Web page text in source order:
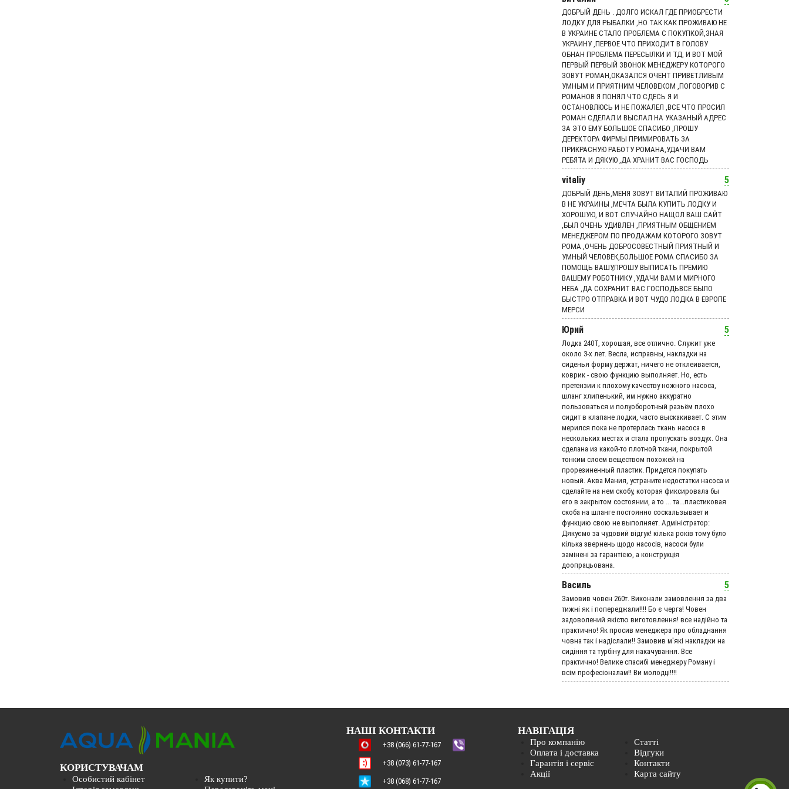
ДОБРЫЙ ДЕНЬ . ДОЛГО ИСКАЛ ГДЕ ПРИОБРЕСТИ
ЛОДКУ ДЛЯ РЫБАЛКИ ,НО ТАК КАК ПРОЖИВАЮ НЕ
В УКРАИНЕ СТАЛО ПРОБЛЕМА С ПОКУПКОЙ,ЗНАЯ
УКРАИНУ ,ПЕРВОЕ ЧТО ПРИХОДИТ В ГОЛОВУ
ОБНАН ПРОБЛЕМА ПЕРЕСЫЛКИ И ТД, И ВОТ МОЙ
ПЕРВЫЙ ПЕРВЫЙ ЗВОНОК МЕНЕДЖЕРУ КОТОРОГО
ЗОВУТ РОМАН,ОКАЗАЛСЯ ОЧЕНТ ПРИВЕТЛИВЫМ
УМНЫМ И ПРИЯТНИМ ЧЕЛОВЕКОМ ,ПОГОВОРИВ С
РОМАНОВ Я ПОНЯЛ ЧТО СДЕСЬ Я И
ОСТАНОВЛЮСЬ И НЕ ПОЖАЛЕЛ ,ВСЕ ЧТО ПРОСИЛ
РОМАН СДЕЛАЛ И ВЫСЛАЛ НА УКАЗАНЫЙ АДРЕС
ЗА ЭТО ЕМУ БОЛЬШОЕ СПАСИБО ,ПРОШУ
ДЕРЕКТОРА ФИРМЫ ПРИМИРОВАТЬ ЗА
ПРИКРАСНУЮ РАБОТУ РОМАНА,УДАЧИ ВАМ
РЕБЯТА И ДЯКУЮ ,ДА ХРАНИТ ВАС ГОСПОДЬ
vitaliy 5
ДОБРЫЙ ДЕНЬ,МЕНЯ ЗОВУТ ВИТАЛИЙ ПРОЖИВАЮ
В НЕ УКРАИНЫ ,МЕЧТА БЫЛА КУПИТЬ ЛОДКУ И
ХОРОШУЮ, И ВОТ СЛУЧАЙНО НАЩОЛ ВАШ САЙТ
,БЫЛ ОЧЕНЬ УДИВЛЕН ,ПРИЯТНЫМ ОБЩЕНИЕМ
МЕНЕДЖЕРОМ ПО ПРОДАЖАМ КОТОРОГО ЗОВУТ
РОМА ,ОЧЕНЬ ДОБРОСОВЕСТНЫЙ ПРИЯТНЫЙ И
УМНЫЙ ЧЕЛОВЕК,БОЛЬШОЕ РОМА СПАСИБО ЗА
ПОМОЩЬ ВАШУ,ПРОШУ ВЫПИСАТЬ ПРЕМИЮ
ВАШЕМУ РОБОТНИКУ ,УДАЧИ ВАМ И МИРНОГО
НЕБА ,ДА СОХРАНИТ ВАС ГОСПОДЬВСЕ БЫЛО
БЫСТРО ОТПРАВКА И ВОТ ЧУДО ЛОДКА В ЕВРОПЕ
МЕРСИ
Юрий 5
Лодка 240Т, хорошая, все отлично. Служит уже
около 3-х лет. Весла, исправны, накладки на
сиденья форму держат, ничего не отклеивается,
коврик - свою функцию выполняет. Но, есть
претензии к плохому качеству ножного насоса,
шланг хлипенький, им нужно аккуратно
пользоваться и полуоборотный разьём плохо
сидит в клапане лодки, часто выскакивает. С этим
мерился пока не протерлась ткань насоса в
нескольких местах и стала пропускать воздух. Она
сделана из какой-то плотной ткани, покрытой
тонким слоем веществом похожей на
прорезиненный пластик. Придется покупать
новый. Аква Мания, устраните недостатки насоса и
сделайте на нем скобу, которая фиксировала бы
его в закрытом состоянии, а то ... та...пластиковая
скоба на шланге постоянно соскальзывает и
функцию свою не выполняет. Адмiнiстратор:
Дякуємо за чудовий вiдгук! кілька років тому було
кілька звернень щодо насосів, насоси були
замінені за гарантією, а конструкція
доопрацьована.
Василь 5
Замовив човен 260т. Виконали замовлення за два
тижні як і попереджали!!!! Бо є черга! Човен
задоволений якістю виготовлення! все надійно та
практично! Як просив менеджера про обладнання
човна так і надіслали!! Замовив м'які накладки на
сидіння та турбіну для накачування. Все
практично! Велике спасибі менеджеру Роману і
всім професіоналам!! Ви молодці!!!!
КОРИСТУВАЧАМ
Особистий кабінет
Як купити?
НАШІ КОНТАКТИ
+38 (066) 61-77-167
+38 (073) 61-77-167
+38 (068) 61-77-167
НАВІГАЦІЯ
Про компанію
Оплата і доставка
Гарантія і сервіс
Акції
Статті
Відгуки
Контакти
Карта сайту